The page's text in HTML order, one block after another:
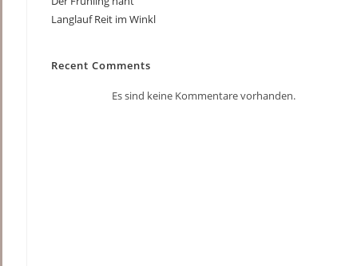
Langlauf Reit im Winkl
Recent Comments
Es sind keine Kommentare vorhanden.